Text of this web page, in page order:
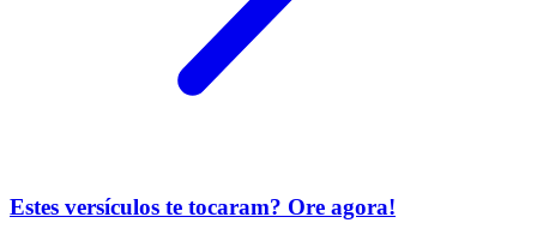
Estes versículos te tocaram? Ore agora!